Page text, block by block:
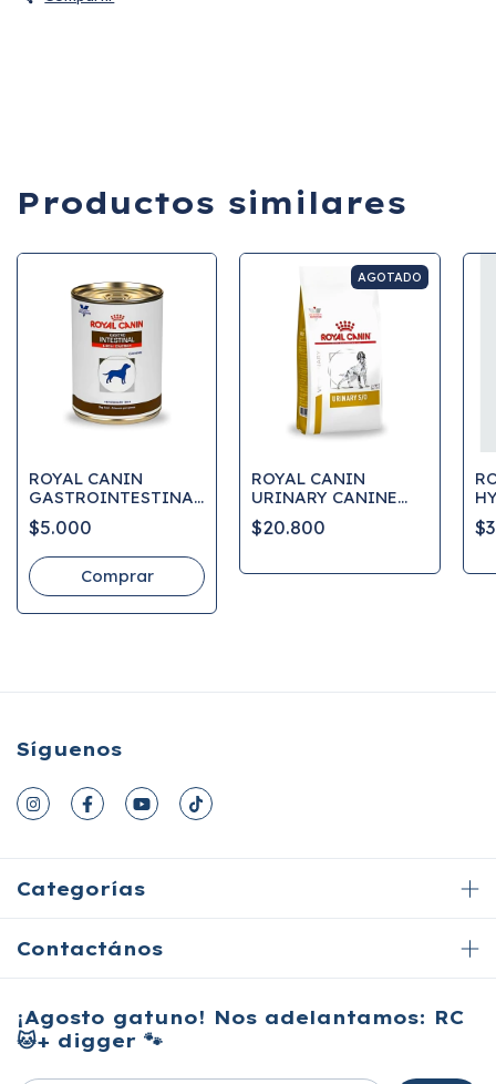
Productos similares
ROYAL CANIN
GASTROINTESTINAL
CANINE LATA
$5.000
AGOTADO
ROYAL CANIN
URINARY CANINE
S/O 1.5KG
$20.800
Síguenos
Categorías
Contactános
¡Agosto gatuno! Nos adelantamos: RC
🐱+ digger 🐾